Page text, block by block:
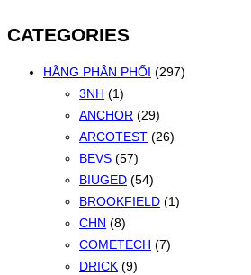
CATEGORIES
HÃNG PHÂN PHỐI (297)
3NH (1)
ANCHOR (29)
ARCOTEST (26)
BEVS (57)
BIUGED (54)
BROOKFIELD (1)
CHN (8)
COMETECH (7)
DRICK (9)